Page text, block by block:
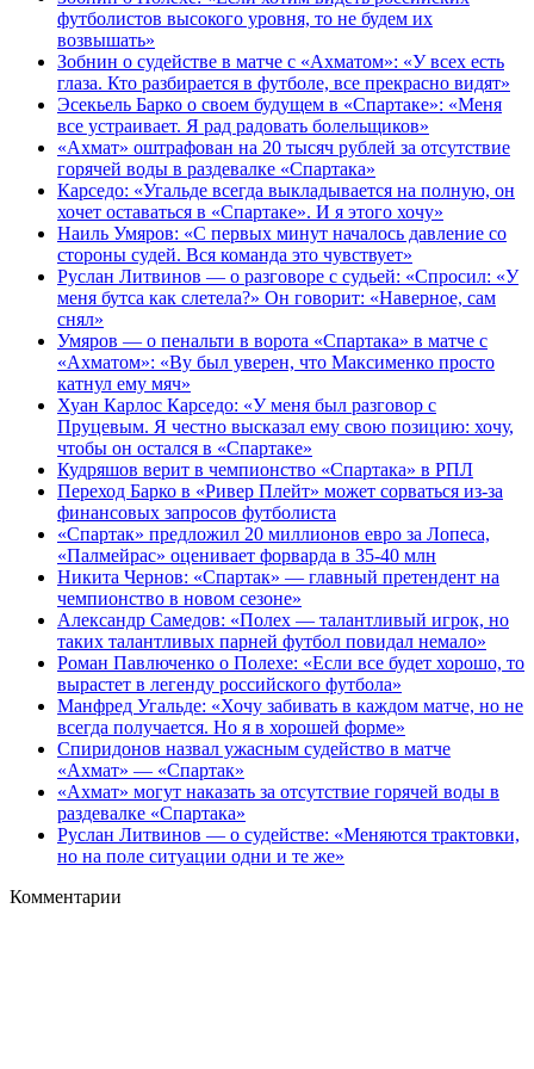
футболистов высокого уровня, то не будем их
возвышать»
Зобнин о судействе в матче с «Ахматом»: «У всех есть
глаза. Кто разбирается в футболе, все прекрасно видят»
Эсекьель Барко о своем будущем в «Спартаке»: «Меня
все устраивает. Я рад радовать болельщиков»
«Ахмат» оштрафован на 20 тысяч рублей за отсутствие
горячей воды в раздевалке «Спартака»
Карседо: «Угальде всегда выкладывается на полную, он
хочет оставаться в «Спартаке». И я этого хочу»
Наиль Умяров: «С первых минут началось давление со
стороны судей. Вся команда это чувствует»
Руслан Литвинов — о разговоре с судьей: «Спросил: «У
меня бутса как слетела?» Он говорит: «Наверное, сам
снял»
Умяров — о пенальти в ворота «Спартака» в матче с
«Ахматом»: «Ву был уверен, что Максименко просто
катнул ему мяч»
Хуан Карлос Карседо: «У меня был разговор с
Пруцевым. Я честно высказал ему свою позицию: хочу,
чтобы он остался в «Спартаке»
Кудряшов верит в чемпионство «Спартака» в РПЛ
Переход Барко в «Ривер Плейт» может сорваться из‑за
финансовых запросов футболиста
«Спартак» предложил 20 миллионов евро за Лопеса,
«Палмейрас» оценивает форварда в 35-40 млн
Никита Чернов: «Спартак» — главный претендент на
чемпионство в новом сезоне»
Александр Самедов: «Полех — талантливый игрок, но
таких талантливых парней футбол повидал немало»
Роман Павлюченко о Полехе: «Если все будет хорошо, то
вырастет в легенду российского футбола»
Манфред Угальде: «Хочу забивать в каждом матче, но не
всегда получается. Но я в хорошей форме»
Спиридонов назвал ужасным судейство в матче
«Ахмат» — «Спартак»
«Ахмат» могут наказать за отсутствие горячей воды в
раздевалке «Спартака»
Руслан Литвинов — о судействе: «Меняются трактовки,
но на поле ситуации одни и те же»
Комментарии